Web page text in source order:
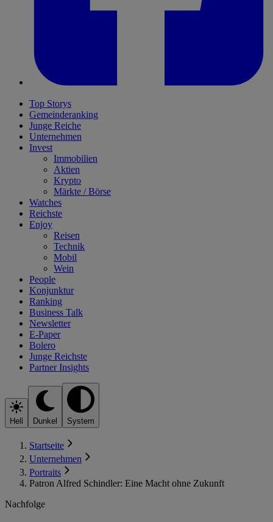
Top Storys
Gemeinderanking
Junge Reiche
Unternehmen
Invest
Immobilien
Aktien
Krypto
Märkte / Börse
Watches
Reichste
Enjoy
Reisen
Technik
Mobil
Wein
People
Konjunktur
Ranking
Business Talk
Newsletter
E-Paper
Bolero
Junge Reichste
Partner Insights
Hell Dunkel System
Startseite
Unternehmen
Portraits
Patron Alfred Schindler: Eine Macht ohne Zukunft
Nachfolge